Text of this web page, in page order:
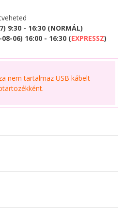
9:30 - 16:30 (NORMÁL)
06) 16:00 - 16:30 (EXPRESSZ)
nem tartalmaz USB kábelt